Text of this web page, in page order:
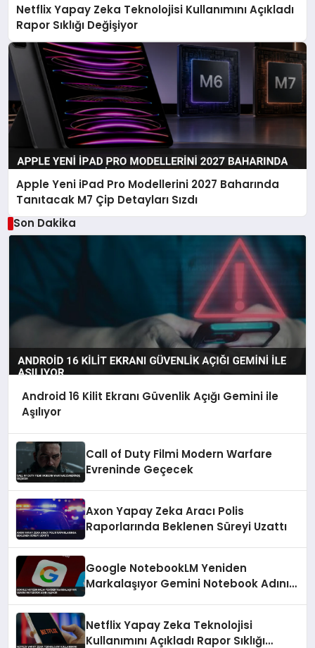
Netflix Yapay Zeka Teknolojisi Kullanımını Açıkladı
Rapor Sıklığı Değişiyor
Apple Yeni iPad Pro Modellerini 2027 Baharında
Tanıtacak M7 Çip Detayları Sızdı
Son Dakika
Android 16 Kilit Ekranı Güvenlik Açığı Gemini ile
Aşılıyor
Call of Duty Filmi Modern Warfare
Evreninde Geçecek
Axon Yapay Zeka Aracı Polis
Raporlarında Beklenen Süreyi Uzattı
Google NotebookLM Yeniden
Markalaşıyor Gemini Notebook Adını
Netflix Yapay Zeka Teknolojisi
Kullanımını Açıkladı Rapor Sıklığı